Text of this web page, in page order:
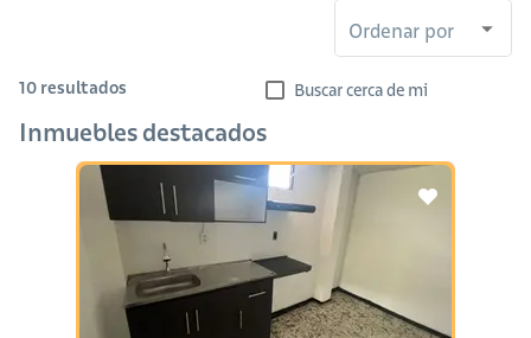
Ordenar por
10 resultados Buscar cerca de mi
Inmuebles destacados